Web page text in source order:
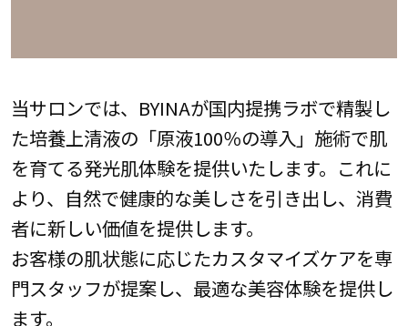
当サロンでは、BYINAが国内提携ラボで精製し
た培養上清液の「原液100％の導入」施術で肌
を育てる発光肌体験を提供いたします。これに
より、自然で健康的な美しさを引き出し、消費
者に新しい価値を提供します。
お客様の肌状態に応じたカスタマイズケアを専
門スタッフが提案し、最適な美容体験を提供し
ます。